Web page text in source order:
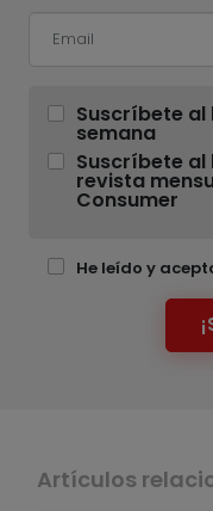
Suscríbete al
semana
Suscríbete
revista
Consumer
He leído y
Artículos